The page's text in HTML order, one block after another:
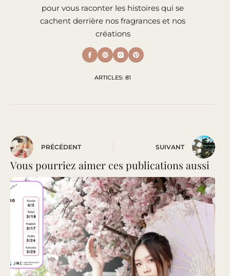
pour vous raconter les histoires qui se
cachent derrière nos fragrances et nos
créations
ARTICLES: 81
PRÉCÉDENT SUIVANT
Vous pourriez aimer ces publications aussi